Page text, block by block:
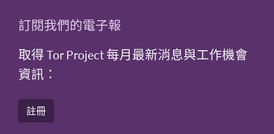
訂閱我們的電子報
取得 Tor Project 每月最新消息與工作機會
資訊：
註冊